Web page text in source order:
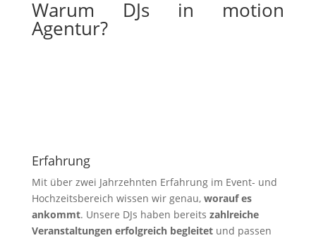
Warum DJs in motion
Agentur?
Erfahrung
Mit über zwei Jahrzehnten Erfahrung im Event- und
Hochzeitsbereich wissen wir genau, worauf es
ankommt. Unsere DJs haben bereits zahlreiche
Veranstaltungen erfolgreich begleitetund passen